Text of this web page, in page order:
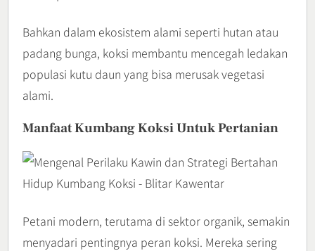
Bahkan dalam ekosistem alami seperti hutan atau
padang bunga, koksi membantu mencegah ledakan
populasi kutu daun yang bisa merusak vegetasi
alami.
Manfaat Kumbang Koksi Untuk Pertanian
Petani modern, terutama di sektor organik, semakin
menyadari pentingnya peran koksi. Mereka sering